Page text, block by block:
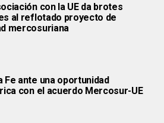
con la UE da brotes
al reflotado proyecto de
mercosuriana
Fe ante una oportunidad
con el acuerdo Mercosur-UE